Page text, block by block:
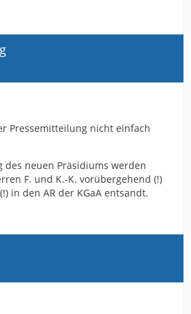
Pressemitteilung nicht einfach
des neuen Präsidiums werden
F. und K.-K. vorübergehend (!)
in den AR der KGaA entsandt.